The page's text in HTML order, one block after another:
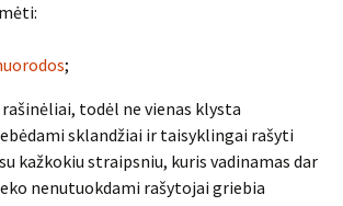
;
todėl ne vienas klysta
sklandžiai ir taisyklingai rašyti
kažkokiu straipsniu, kuris vadinamas dar
nenutuokdami rašytojai griebia